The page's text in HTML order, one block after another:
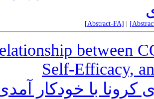
[Abstract-FA]
between
Self-Efficacy,
با خودکار